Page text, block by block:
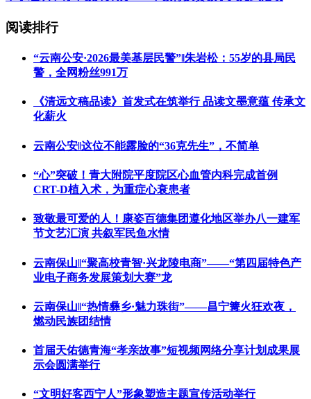
阅读排行
“云南公安·2026最美基层民警”‖朱岩松：55岁的县局民
警，全网粉丝991万
《清远文稿品读》首发式在筑举行 品读文墨意蕴 传承文
化薪火
云南公安‖这位不能露脸的“36克先生”，不简单
“心”突破！青大附院平度院区心血管内科完成首例
CRT-D植入术，为重症心衰患者
致敬最可爱的人！康姿百德集团遵化地区举办八一建军
节文艺汇演 共叙军民鱼水情
云南保山‖“聚高校青智·兴龙陵电商”——“第四届特色产
业电子商务发展策划大赛”龙
云南保山‖“热情彝乡·魅力珠街”——昌宁篝火狂欢夜，
燃动民族团结情
首届天佑德青海“孝亲故事”短视频网络分享计划成果展
示会圆满举行
“文明好客西宁人”形象塑造主题宣传活动举行